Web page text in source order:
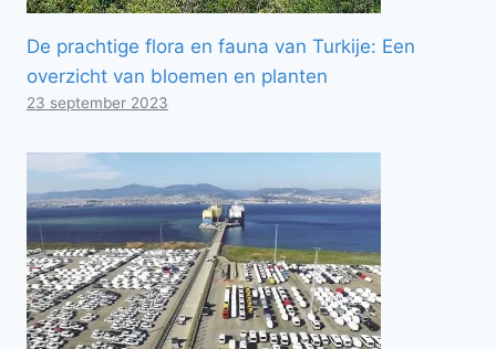
De prachtige flora en fauna van Turkije: Een
overzicht van bloemen en planten
23 september 2023